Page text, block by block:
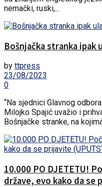
nemački, ruski,...
Bošnjačka stranka ipak
by ttpress
23/08/2023
0
“Na sjednici Glavnog
Milojko Spajić uvažio i
Bošnjačke stranke, na
10.000 PO DJETETU!
države, evo kako da se